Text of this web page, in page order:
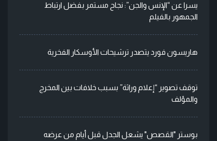
يسرا عن “الإنس والجن”: نجاح مستمر بفضل ارتباط
الجمهور بالفيلم
هاريسون فورد يتصدر ترشيحات الأوسكار الفخرية
توقف تصوير “إعلام وراثة” بسبب خلافات بين المخرج
والمؤلف
بوستر "القصص" يشعل الجدل قبل أيام من عرضه